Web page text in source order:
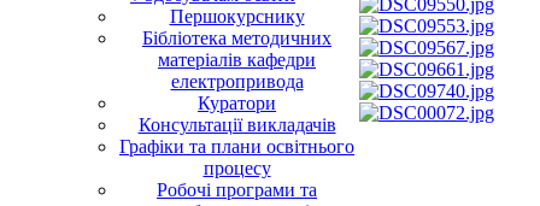
Першокурснику
Бібліотека методичних
матеріалів кафедри
електропривода
Куратори
Консультації викладачів
Графіки та плани освітнього
процесу
Робочі програми та